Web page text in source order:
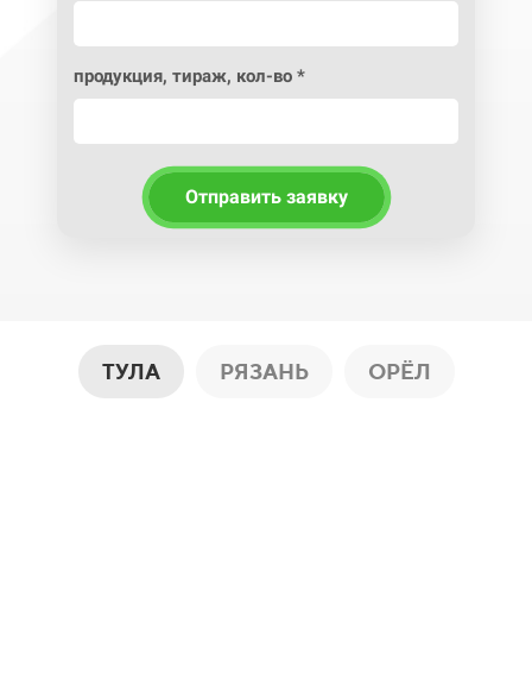
продукция, тираж, кол-во *
Отправить заявку
ТУЛА РЯЗАНЬ ОРЁЛ